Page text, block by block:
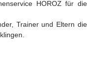
HOROZ für die
Trainer und Eltern die